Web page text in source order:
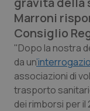
QS Pro
Professionisti
Abruzzo
QS Pro
Marroni
Consiglio
"Dopo la nostra
da un
associazioni di
trasporto
dei rimborsi per